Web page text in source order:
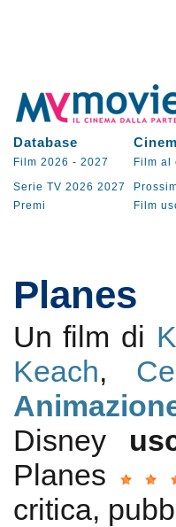
Database
Film 2026 - 2027 Film al
Serie TV 2026 2027
Premi
Film
Planes
Un film di
Keach,
Disney
Planes
critica,